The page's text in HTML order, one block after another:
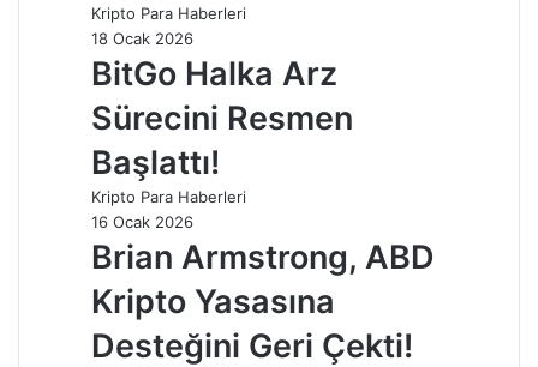
Kripto Para Haberleri
18 Ocak 2026
BitGo Halka Arz
Sürecini Resmen
Başlattı!
Kripto Para Haberleri
16 Ocak 2026
Brian Armstrong, ABD
Kripto Yasasına
Desteğini Geri Çekti!